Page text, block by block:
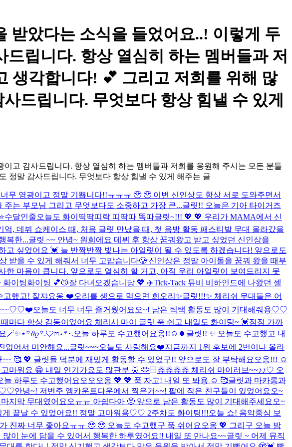
받았다는 소식을 들었어요..! 이렇게 두
립니다. 항상 열심히 하는 멤버들과 저
생각합니다! 💕 그리고 저희를 위해 많
드립니다. 무엇보다 항상 힘낼 수 있게
고 감사드립니다. 항상 열심히 하는 멤버들과 저희를 응원해 주시는 모든 분들
정말 감사드립니다. 무엇보다 항상 힘낼 수 있게 해주는 글
무 영광이고 정말 기쁩니다!!ㅠㅠㅠ 🥹 🥹 이번 신인상도 항상 서로 도와주면서
는 부모님 그리고 무엇보다도 소중하고 가장 큰...글릿!! 오늘은 기아 타이거즈
수달인줄오늘도 화이띡딱띠락 띠딱따 똑따글릿~!!! 💖 💖 우리가 MAMA에서 신
, 데뷔 쇼케이스 때, 처음 글릿 만났을 때, 첫 음방 활동 패스티발 무대 올라갔을
복한...글릿 ~~ 안녕~ 원희에요 데뷔 후 항상 꿈꿔왔고 받고 싶었던 신인상을
싶었어요 💓 늘 반짝반짝 빛나는 아일릿이 될 수 있도록 하겠습니다! 앞으로도
받을 수 있게 해줘서 너무 고맙습니다🥲 신인상은 정말 아이돌을 꿈꿔 왔을 때부
마음이 큽니다. 앞으로도 열심히 할 거고, 아직 우리 아일릿이 보여드리지 못
화이팅화이팅 💕😽잘 다녀오겠습니당 💖 ✈️Tick-Tack 뮤비 비하인드에 나왔던 셀
고했고! 잘쟈요옹 ❤️오리를 생으로 먹으면 회오리 ✨글릿!!!✨ 체리쉬 무대들은 어
~~♡♡❤️오늘도 너무 너무 즐거웠어요오~! 남은 틱택 활동도 많이 기대해줘용♡♡
마다 항상 감동이었어요 체리시 마이 글릿 푹 쉬고 내일도 화이팅~ 💓점점 가까
🪄︎︎✨⋆꙳𝜗𝜚꙳.‬️🩵ෆ‪⋆*･.오늘 하루도 수고했어요옹!!☺️🍀 글릿!! ✨ 오늘도 수고했고 내
없어서 미안해요...글릿~~~오늘도 사랑해요❤️지금까지 1위 후보에 2번이나 올라
~~ 🥰 💖 글릿들 덕분에 재밌게 활동할 수 있었구!! 앞으로도 잘 부탁해요오옹!!! ☺️
마워요 😁 내일 인기가요도 많관부 🦷 🫶🏻츄츄츄츄 체리쉬 마이러브~~♪♪♡ 오
늘 하루도 수고했어요오오오옹 💖 💖 푹 자고! 내일 또 봐용 ☺️ 🥰글릿과 마카롱과
안녕~! 저번주 엠카운트다운에서 찍은거~~! 팔에 작은 친구들이 있었어요오~
지막 무대였어요오ㅠㅠ 아쉽다아 🥺 앞으로 남은 활동도 많이 기대해주세요오~
게 끝날 수 있었어요!! 정말 고마워용♡♡ 2주차도 화이팅!!!오늘 쇼! 음악중심 보
진짜 너무 좋아요ㅠㅠ 🥹 🥹 오늘도 수고했구 푹 쉬어요오옹 💖 그리구 오늘 밤
이 눈에 담을 수 있어서 행복한 하루였어요!! 내일 또 만나요~~글릿 ~ 어제 뮤직